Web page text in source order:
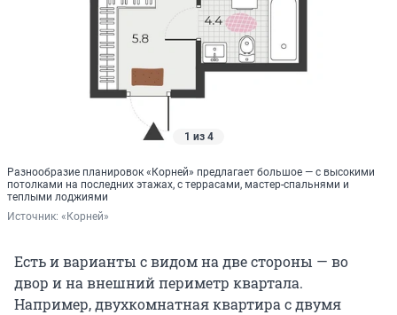
1 из 4
Разнообразие планировок «Корней» предлагает большое — с высокими
потолками на последних этажах, с террасами, мастер-спальнями и
теплыми лоджиями
Источник: «Корней»
Есть и варианты с видом на две стороны — во
двор и на внешний периметр квартала.
Например, двухкомнатная квартира с двумя